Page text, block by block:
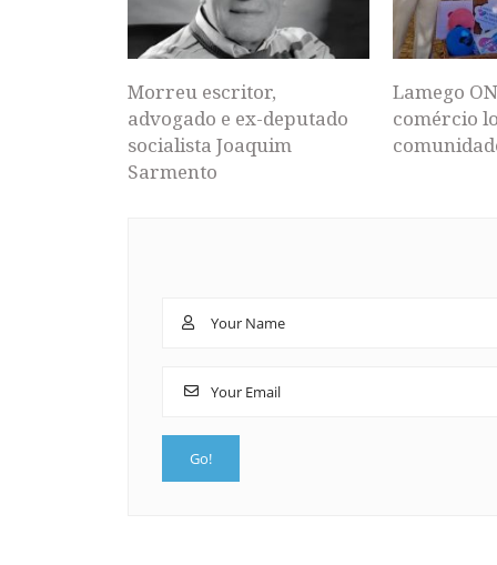
Morreu escritor,
advogado e ex-deputado
socialista Joaquim
Sarmento
Lamego
comércio